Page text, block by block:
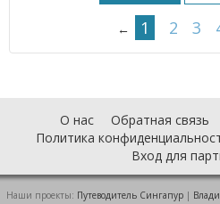
← 1 2 3
О нас Обратная связь
Политика
Вход для
Наши проекты: Путеводитель Сингапур |